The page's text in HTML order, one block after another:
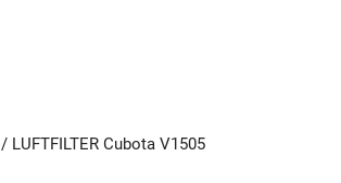
/ LUFTFILTER Cubota V1505